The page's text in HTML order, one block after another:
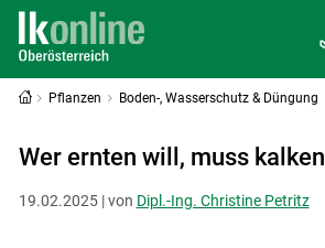
Pflanzen Boden-, Wasserschutz & Düngung
Wer ernten will, muss kalken
19.02.2025 | von Dipl.-Ing. Christine Petritz